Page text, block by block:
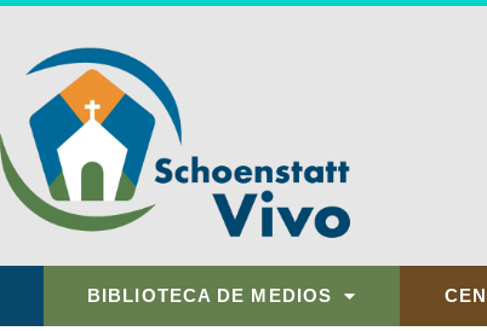
BIBLIOTECA DE MEDIOS